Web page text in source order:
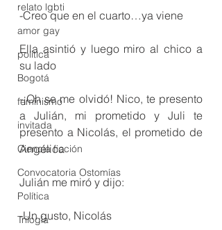
relato lgbti
amor gay
política
Bogotá
feminismo
invitada
Ciencia ficción
Convocatoria Ostomías
Política
Trilogía
-Creo que en el cuarto…ya viene
Ella asintió y luego miro al chico a
su lado
-¡Oh se me olvidó! Nico, te presento
a Julián, mi prometido y Juli te
presento a Nicolás, el prometido de
Angélica
Julián me miró y dijo:
-Un gusto, Nicolás